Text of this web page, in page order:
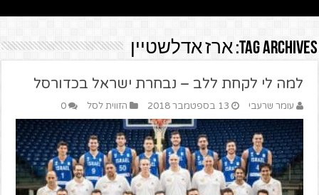
Tag Archives: ארז אדלשטיין
למה לי לקחת ללב – נבחרת ישראל בכדורסל
עומר שרעבי 13 בספטמבר 2018 הזווית לסל 0